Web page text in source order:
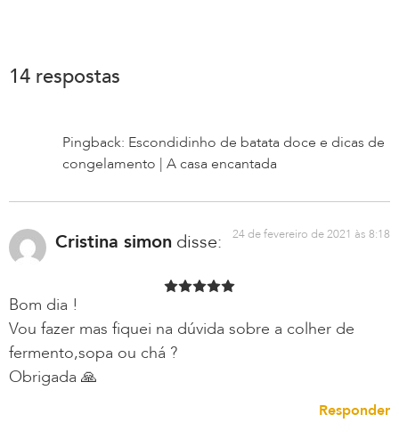
14 respostas
Pingback: Escondidinho de batata doce e dicas de
congelamento | A casa encantada
Cristina simon disse: 24 de fevereiro de 2021 às 8:18
Bom dia !
Vou fazer mas fiquei na dúvida sobre a colher de
fermento,sopa ou chá ?
Obrigada 🙏
Responder